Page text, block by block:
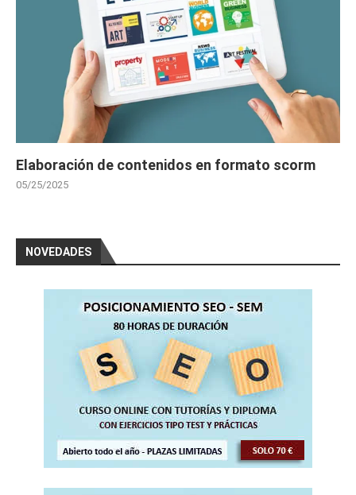
Elaboración de contenidos en formato scorm
05/25/2025
NOVEDADES